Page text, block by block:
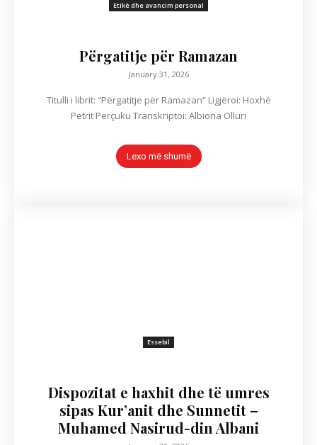
Etikë dhe avancim personal
Përgatitje për Ramazan
January 31, 2026
Titulli i librit: “Përgatitje për Ramazan” Ligjëroi: Hoxhë
Petrit Perçuku Transkriptoi: Albiona Olluri
Lexo më shumë
Essebil
Dispozitat e haxhit dhe të umres
sipas Kur’anit dhe Sunnetit –
Muhamed Nasirud-din Albani